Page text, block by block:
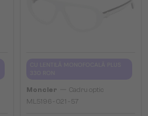
Moncler
Cadru optic
ML5196 - 021 - 57